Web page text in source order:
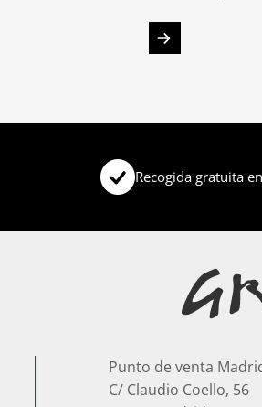
Recogida gratuita
Punto de venta
C/ Claudio Coello, 56